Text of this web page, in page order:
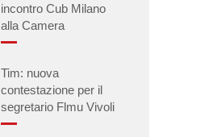
incontro Cub Milano
alla Camera
Tim: nuova
contestazione per il
segretario Flmu Vivoli